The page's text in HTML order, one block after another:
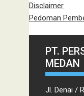
Disclaimer
Pedoman
PT.
MEDAN
Jl. Denai /